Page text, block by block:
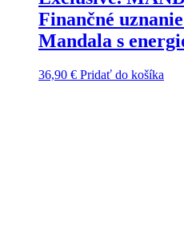
Finančné
Mandala s
36,90 € Pridať do košíka